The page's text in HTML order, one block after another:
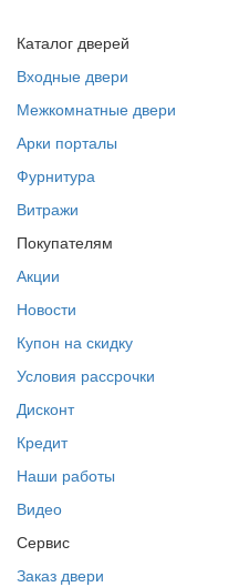
Каталог дверей
Входные двери
Межкомнатные двери
Арки порталы
Фурнитура
Витражи
Покупателям
Акции
Новости
Купон на скидку
Условия рассрочки
Дисконт
Кредит
Наши работы
Видео
Сервис
Заказ двери